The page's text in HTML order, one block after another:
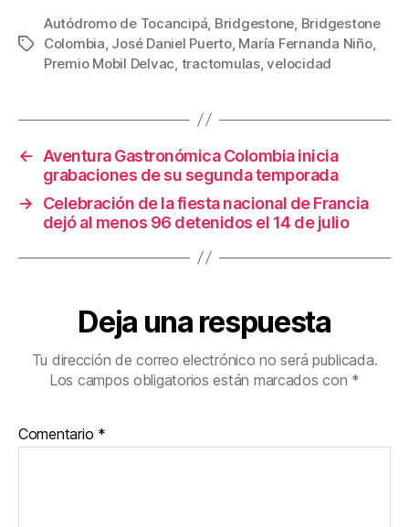
c
e
o
k
tt
er
ail er
e
m
p
tir
Etiquetas
Autódromo de Tocancipá Bridgestone Bridgestone
Colombia José Daniel Puerto, María Fernanda Niño,
Premio Mobil Delvac tractomulas,velocidad
←
Aventura Gastronómica Colombia inicia
grabaciones de su segunda temporada
→
Celebración de la fiesta nacional de Francia
dejó al menos 96 detenidos el 14 de julio
Deja una respuesta
Tu dirección de correo electrónico no será publicada.
Los campos obligatorios están marcados con *
Comentario *